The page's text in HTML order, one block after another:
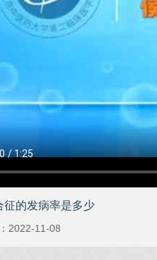
征的发病率是多少
2022-11-08